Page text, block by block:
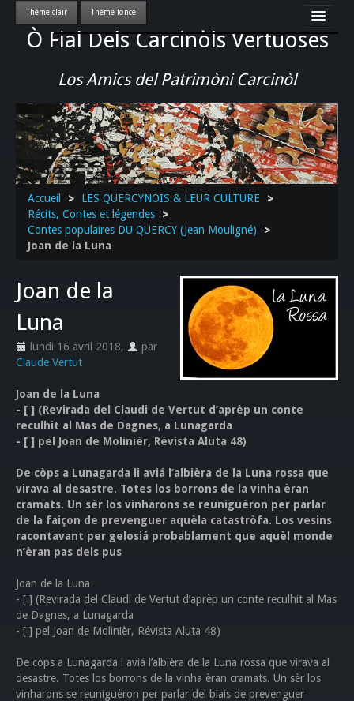
Ò Fial Dels Carcinòls Vertuoses
Los Amics del Patrimòni Carcinòl
Accueil
LES QUERCYNOIS & LEUR CULTURE
PATRIMOINE
GASTRONOMIE
ACTUALITE-CULTURE-EVENEMENTS LOCAUX
>>
Accueil > LES QUERCYNOIS & LEUR CULTURE
>
Récits, Contes et légendes
>
Contes populaires DU QUERCY (Jean Mouligné)
>
Joan de la Luna
Joan de la
Luna
lundi 16 avril 2018,
par
Claude Vertut
Joan de la Luna
- [ ] (Revirada del Claudi de Vertut d’aprèp un conte
reculhit al Mas de Dagnes, a Lunagarda
- [ ] pel Joan de Molinièr, Révista Aluta 48)
De còps a Lunagarda li aviá l’albièra de la Luna rossa que
virava al desastre. Totes los borrons de la vinha èran
cramats. Un sèr los vinharons se reuniguèron per parlar
de la faiçon de prevenguer aquèla catastròfa. Los vesins
racontavant per gelosiá probablament que aquèl monde
n’èran pas dels pus
Joan de la Luna
- [ ] (Revirada del Claudi de Vertut d’aprèp un conte reculhit al Mas
de Dagnes, a Lunagarda
- [ ] pel Joan de Molinièr, Révista Aluta 48)
De còps a Lunagarda i aviá l’albièra de la Luna rossa que virava al
desastre. Totes los borrons de la vinha èran cramats. Un sèr los
vinharons se reuniguèron per parlar del biais de prevenguer